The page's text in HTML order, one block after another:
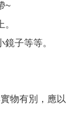
~
子等等。
物有別，應以